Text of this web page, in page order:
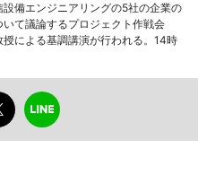
備エンジニアリングの5社の企業の
て議論するプロジェクト作戦会
による基調講演が行われる。14時